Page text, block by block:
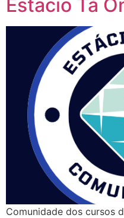
Estacio Tá
Comunidade dos cursos